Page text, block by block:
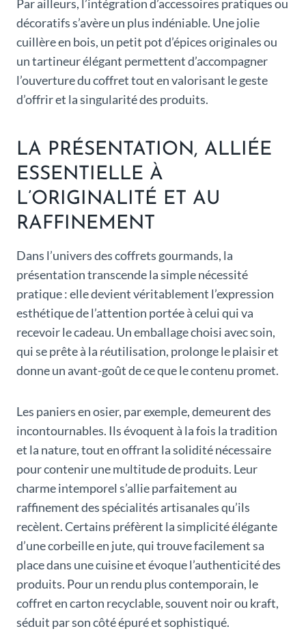
Par ailleurs, l’intégration d’accessoires pratiques ou
décoratifs s’avère un plus indéniable. Une jolie
cuillère en bois, un petit pot d’épices originales ou
un tartineur élégant permettent d’accompagner
l’ouverture du coffret tout en valorisant le geste
d’offrir et la singularité des produits.
LA PRÉSENTATION, ALLIÉE
ESSENTIELLE À
L’ORIGINALITÉ ET AU
RAFFINEMENT
Dans l’univers des coffrets gourmands, la
présentation transcende la simple nécessité
pratique : elle devient véritablement l’expression
esthétique de l’attention portée à celui qui va
recevoir le cadeau. Un emballage choisi avec soin,
qui se prête à la réutilisation, prolonge le plaisir et
donne un avant-goût de ce que le contenu promet.
Les paniers en osier, par exemple, demeurent des
incontournables. Ils évoquent à la fois la tradition
et la nature, tout en offrant la solidité nécessaire
pour contenir une multitude de produits. Leur
charme intemporel s’allie parfaitement au
raffinement des spécialités artisanales qu’ils
recèlent. Certains préfèrent la simplicité élégante
d’une corbeille en jute, qui trouve facilement sa
place dans une cuisine et évoque l’authenticité des
produits. Pour un rendu plus contemporain, le
coffret en carton recyclable, souvent noir ou kraft,
séduit par son côté épuré et sophistiqué.